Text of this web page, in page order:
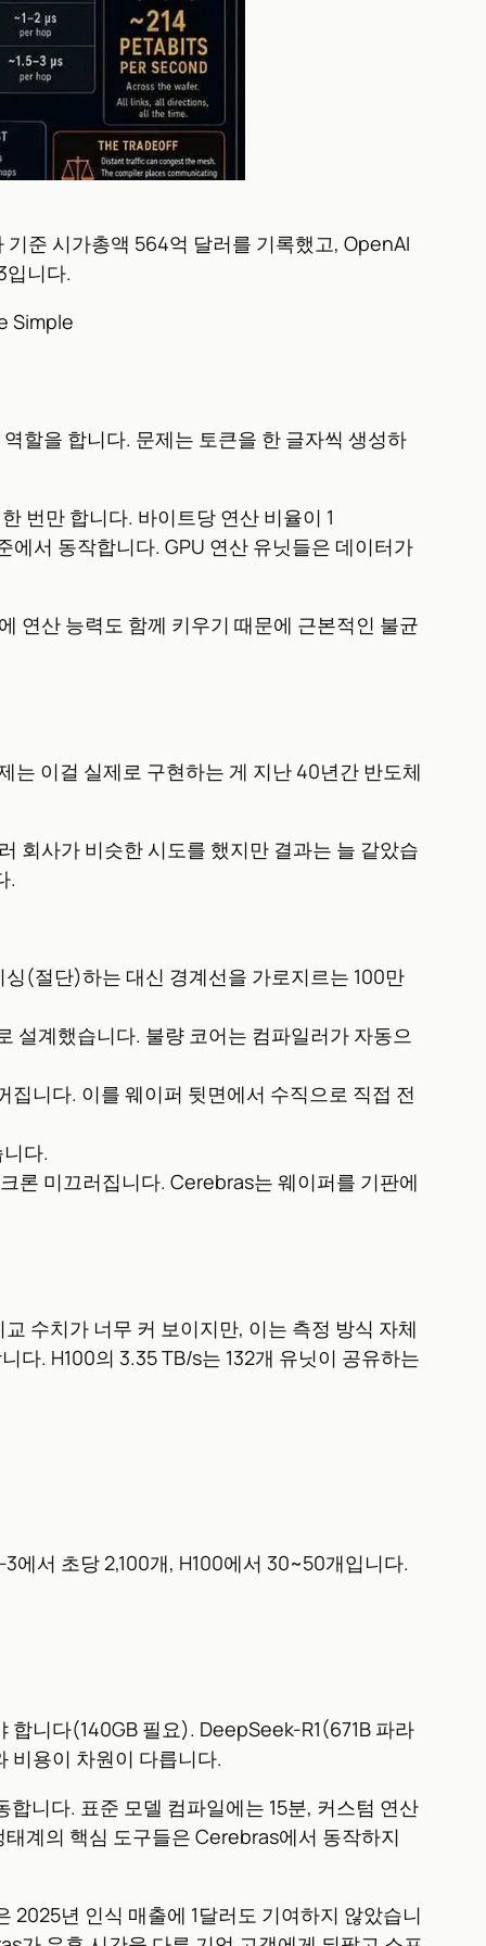
준 시가총액 564억 달러를 기록했고, OpenAI
입니다.
Simple
할을 합니다. 문제는 토큰을 한 글자씩 생성하
번만 합니다. 바이트당 연산 비율이 1
서 동작합니다. GPU 연산 유닛들은 데이터가
연산 능력도 함께 키우기 때문에 근본적인 불균
는 이걸 실제로 구현하는 게 지난 40년간 반도체
회사가 비슷한 시도를 했지만 결과는 늘 같았습
.
(절단)하는 대신 경계선을 가로지르는 100만
설계했습니다. 불량 코어는 컴파일러가 자동으
니다. 이를 웨이퍼 뒷면에서 수직으로 직접 전
다.
론 미끄러집니다. Cerebras는 웨이퍼를 기판에
수치가 너무 커 보이지만, 이는 측정 방식 자체
다. H100의 3.35 TB/s는 132개 유닛이 공유하는
에서 초당 2,100개, H100에서 30~50개입니다.
합니다(140GB 필요). DeepSeek-R1(671B 파라
비용이 차원이 다릅니다.
니다. 표준 모델 컴파일에는 15분, 커스텀 연산
계의 핵심 도구들은 Cerebras에서 동작하지
년 인식 매출에 1달러도 기여하지 않았습니